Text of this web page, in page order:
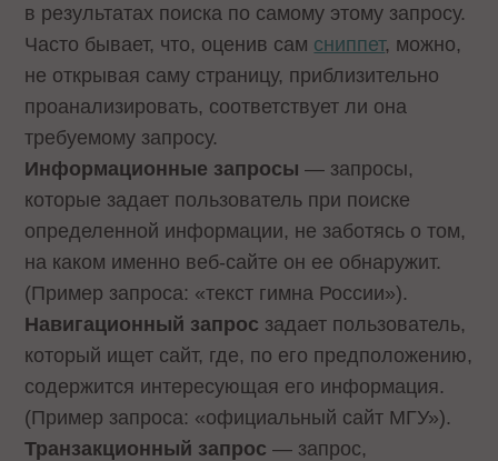
в результатах поиска по самому этому запросу.
Часто бывает, что, оценив сам сниппет, можно,
не открывая саму страницу, приблизительно
проанализировать, соответствует ли она
требуемому запросу.
Информационные запросы — запросы,
которые задает пользователь при поиске
определенной информации, не заботясь о том,
на каком именно веб-сайте он ее обнаружит.
(Пример запроса: «текст гимна России»).
Навигационный запрос задает пользователь,
который ищет сайт, где, по его предположению,
содержится интересующая его информация.
(Пример запроса: «официальный сайт МГУ»).
Транзакционный запрос — запрос,